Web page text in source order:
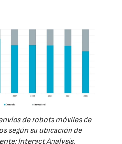
de robots móviles de
según su ubicación de
Interact Analysis.